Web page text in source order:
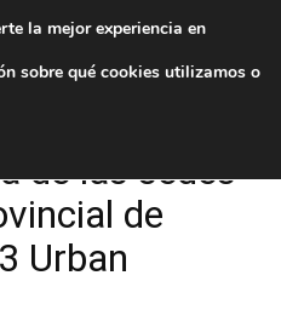
de las sedes
de
Urban
la mejor experiencia en
sobre qué cookies utilizamos o